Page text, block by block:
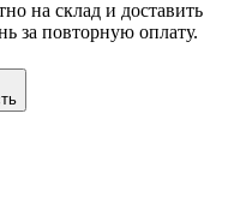
на склад и доставить
за повторную оплату.